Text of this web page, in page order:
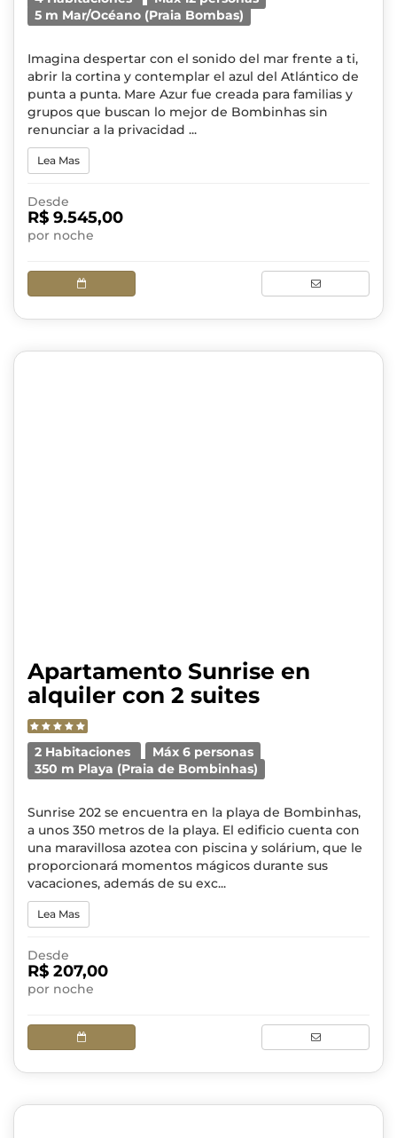
5 m Mar/Océano (Praia Bombas)
Imagina despertar con el sonido del mar frente a ti,
abrir la cortina y contemplar el azul del Atlántico de
punta a punta. Mare Azur fue creada para familias y
grupos que buscan lo mejor de Bombinhas sin
renunciar a la privacidad ...
Lea Mas
Desde
R$ 9.545,00
por noche
Apartamento Sunrise en
alquiler con 2 suites
2 Habitaciones
Máx 6 personas
350 m Playa (Praia de Bombinhas)
Sunrise 202 se encuentra en la playa de Bombinhas,
a unos 350 metros de la playa. El edificio cuenta con
una maravillosa azotea con piscina y solárium, que le
proporcionará momentos mágicos durante sus
vacaciones, además de su exc...
Lea Mas
Desde
R$ 207,00
por noche